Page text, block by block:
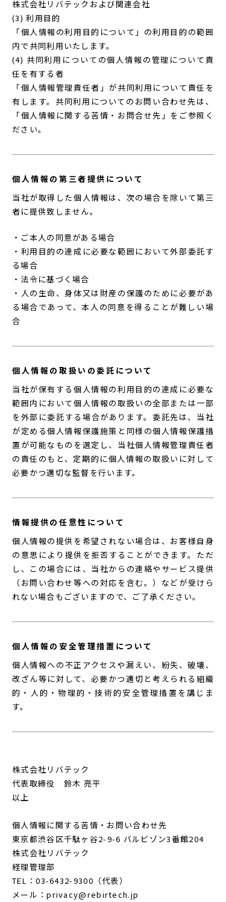
株式会社リバテックおよび関連会社
(3) 利用目的
「個人情報の利用目的について」の利用目的の範囲
内で共同利用いたします。
(4) 共同利用についての個人情報の管理について責
任を有する者
「個人情報管理責任者」が共同利用について責任を
有します。共同利用についてのお問い合わせ先は、
「個人情報に関する苦情・お問合せ先」をご参照く
ださい。
個人情報の第三者提供について
当社が取得した個人情報は、次の場合を除いて第三
者に提供致しません。
・ご本人の同意がある場合
・利用目的の達成に必要な範囲において外部委託す
る場合
・法令に基づく場合
・人の生命、身体又は財産の保護のために必要があ
る場合であって、本人の同意を得ることが難しい場
合
個人情報の取扱いの委託について
当社が保有する個人情報の利用目的の達成に必要な
範囲内において個人情報の取扱いの全部または一部
を外部に委託する場合があります。委託先は、当社
が定める個人情報保護施策と同様の個人情報保護措
置が可能なものを選定し、当社個人情報管理責任者
の責任のもと、定期的に個人情報の取扱いに対して
必要かつ適切な監督を行います。
情報提供の任意性について
個人情報の提供を希望されない場合は、お客様自身
の意思により提供を拒否することができます。ただ
し、この場合には、当社からの連絡やサービス提供
（お問い合わせ等への対応を含む。）などが受けら
れない場合もございますので、ご了承ください。
個人情報の安全管理措置について
個人情報への不正アクセスや漏えい、紛失、破壊、
改ざん等に対して、必要かつ適切と考えられる組織
的・人的・物理的・技術的安全管理措置を講じま
す。
株式会社リバテック
代表取締役 鈴木 亮平
以上
個人情報に関する苦情・お問い合わせ先
東京都渋谷区千駄ヶ谷2-9-6 バルビゾン3番館204
株式会社リバテック
経理管理部
TEL：03-6432-9300（代表）
メール：privacy@rebirtech.jp